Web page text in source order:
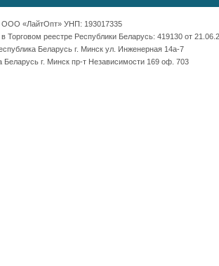
ООО «ЛайтОпт» УНП: 193017335
Торговом реестре Республики Беларусь: 419130 от
Беларусь г. Минск ул. Инженерная 14а-7
г. Минск пр-т Независимости 169 оф. 703